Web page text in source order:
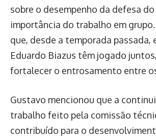
sobre o desempenho da defesa
importância do trabalho em
que, desde a temporada passada,
Eduardo Biazus têm jogado
fortalecer o entrosamento entre
Gustavo mencionou que a
trabalho feito pela comissão
contribuído para o